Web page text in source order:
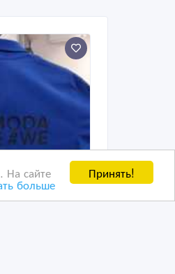
Принять!
На сайте
больше